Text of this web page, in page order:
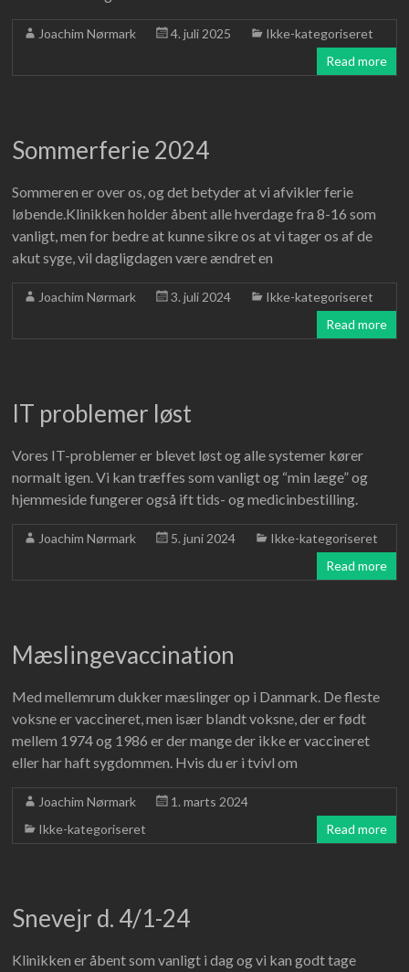
Joachim Nørmark 4. juli 2025
Ikke-kategoriseret
Read more
Sommerferie 2024
Sommeren er over os, og det betyder at vi afvikler ferie
løbende.Klinikken holder åbent alle hverdage fra 8-16 som
vanligt, men for bedre at kunne sikre os at vi tager os af de
akut syge, vil dagligdagen være ændret en
Joachim Nørmark 3. juli 2024
Ikke-kategoriseret
Read more
IT problemer løst
Vores IT-problemer er blevet løst og alle systemer kører
normalt igen. Vi kan træffes som vanligt og “min læge” og
hjemmeside fungerer også ift tids- og medicinbestilling.
Joachim Nørmark 5. juni 2024
Ikke-kategoriseret
Read more
Mæslingevaccination
Med mellemrum dukker mæslinger op i Danmark. De fleste
voksne er vaccineret, men især blandt voksne, der er født
mellem 1974 og 1986 er der mange der ikke er vaccineret
eller har haft sygdommen. Hvis du er i tvivl om
Joachim Nørmark
1. marts 2024
Ikke-kategoriseret
Read more
Snevejr d. 4/1-24
Klinikken er åbent som vanligt i dag og vi kan godt tage